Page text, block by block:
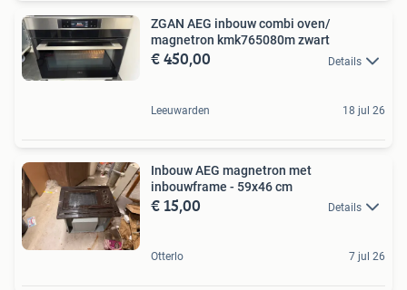
ZGAN AEG inbouw combi oven/
magnetron kmk765080m zwart
€ 450,00 Details
Leeuwarden 18 jul 26
Inbouw AEG magnetron met
inbouwframe - 59x46 cm
€ 15,00 Details
Otterlo 7 jul 26